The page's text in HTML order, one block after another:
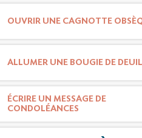
OUVRIR UNE CAGNOTTE
ALLUMER UNE BOUGIE DE DEUIL
ÉCRIRE UN MESSAGE DE
CONDOLÉANCES